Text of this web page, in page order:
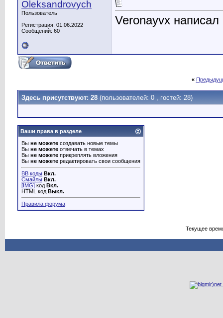
Oleksandrovych
Пользователь
Регистрация: 01.06.2022
Сообщений: 60
Veronayvx
«
Здесь присутствуют: 28 (пользователей: 0 , гостей: 28)
Ваши права в разделе
Вы не можете создавать новые темы
Вы не можете отвечать в темах
Вы не можете прикреплять вложения
Вы не можете редактировать свои сообщения
BB коды Вкл.
Смайлы Вкл.
[IMG] код Вкл.
HTML код Выкл.
Правила форума
Текущее